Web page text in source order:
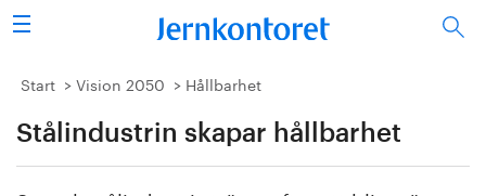
Sök
Stålindustrin
Vision 2050
Forskning/utbildning
Start Vision 2050 Hållbarhet
Stålindustrin skapar hållbarhet